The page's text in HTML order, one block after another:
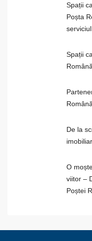
Spații
Poșta
Spații
De la
O
viitor –
Poștei